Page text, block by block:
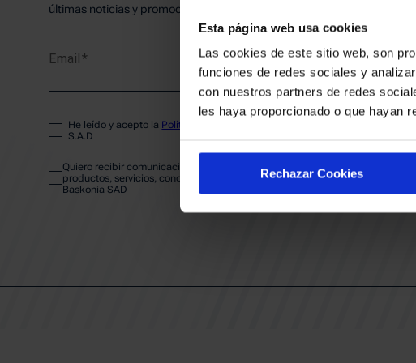
Esta página web usa cookies
Las cookies de este sitio web, son
funciones de redes sociales y
con nuestros partners de redes
les haya proporcionado o que hayan
Rechazar Cookies
CLUB
últimas noticias y promociones del club.
Email
He leído y acepto la Política de privacidad
S.A.D
Quiero recibir comunicaciones electrónicas sobre las actividades,
productos, servicios, concursos, ofertas y/o promociones del SASKI
Baskonia SAD